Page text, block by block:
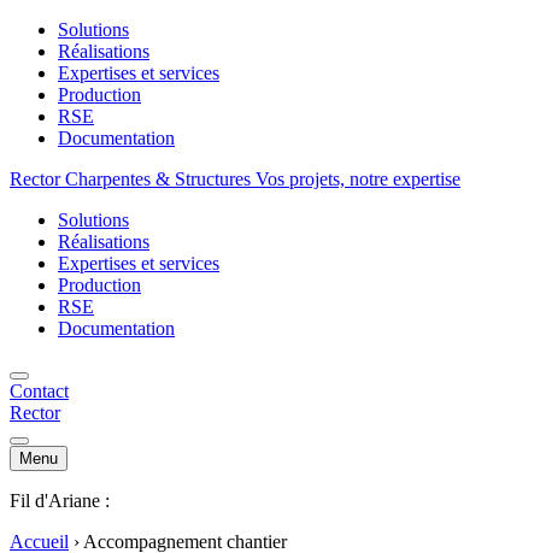
Solutions
Réalisations
Expertises et services
Production
RSE
Documentation
Rector Charpentes & Structures Vos projets, notre expertise
Solutions
Réalisations
Expertises et services
Production
RSE
Documentation
Contact
Rector
Menu
Fil d'Ariane :
Accueil › Accompagnement chantier